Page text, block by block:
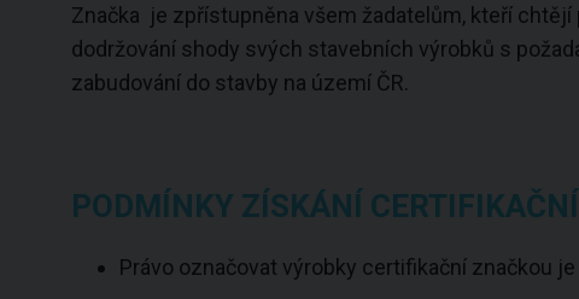
Značka je zpřístupněna všem žadatelům, kteří
dodržování shody svých stavebních výrobků s
zabudování do stavby na území ČR.
PODMÍNKY ZÍSKÁNÍ
Právo označovat výrobky certifikační značkou